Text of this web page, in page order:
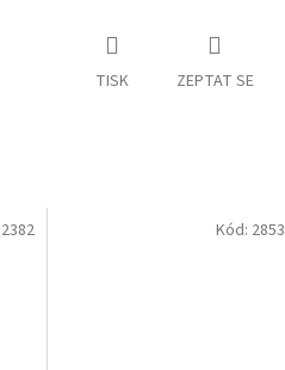
TISK ZEPTAT SE
2382 Kód: 2853